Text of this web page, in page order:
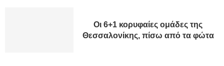
Οι 6+1 κορυφαίες ομάδες της
Θεσσαλονίκης, πίσω από τα φώτα